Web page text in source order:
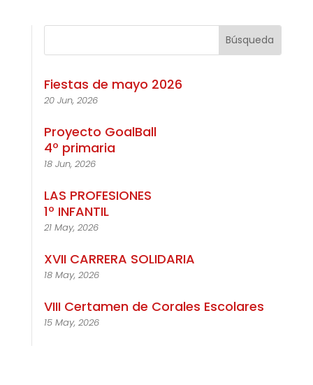
Fiestas de mayo 2026
20 Jun, 2026
Proyecto GoalBall
4º primaria
18 Jun, 2026
LAS PROFESIONES
1º INFANTIL
21 May, 2026
XVII CARRERA SOLIDARIA
18 May, 2026
VIII Certamen de Corales Escolares
15 May, 2026